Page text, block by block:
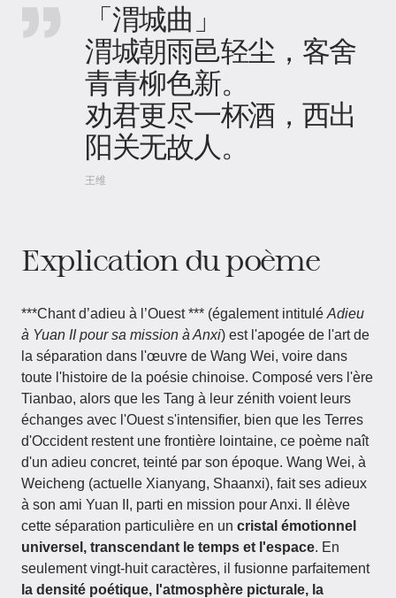
「渭城曲」
渭城朝雨邑轻尘，客舍
青青柳色新。
劝君更尽一杯酒，西出
阳关无故人。
王维
Explication du poème
***Chant d’adieu à l’Ouest *** (également intitulé Adieu
à Yuan II pour sa mission à Anxi) est l'apogée de l'art de
la séparation dans l'œuvre de Wang Wei, voire dans
toute l'histoire de la poésie chinoise. Composé vers l'ère
Tianbao, alors que les Tang à leur zénith voient leurs
échanges avec l'Ouest s'intensifier, bien que les Terres
d'Occident restent une frontière lointaine, ce poème naît
d'un adieu concret, teinté par son époque. Wang Wei, à
Weicheng (actuelle Xianyang, Shaanxi), fait ses adieux
à son ami Yuan II, parti en mission pour Anxi. Il élève
cette séparation particulière en un cristal émotionnel
universel, transcendant le temps et l'espace. En
seulement vingt-huit caractères, il fusionne parfaitement
la densité poétique, l'atmosphère picturale, la